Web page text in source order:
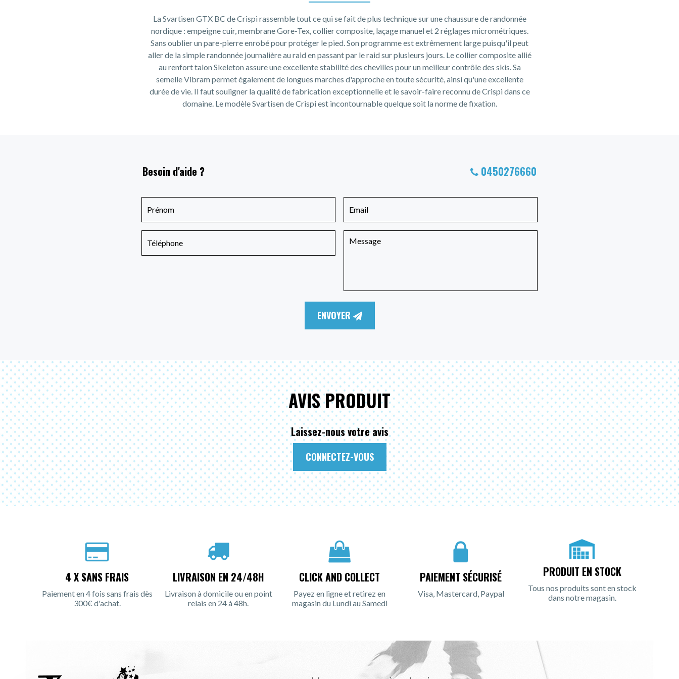
La Svartisen GTX BC de Crispi rassemble tout ce qui se fait de plus technique sur une chaussure de randonnée
nordique : empeigne cuir, membrane Gore-Tex, collier composite, laçage manuel et 2 réglages micrométriques.
Sans oublier un pare-pierre enrobé pour protéger le pied. Son programme est extrêmement large puisqu'il peut
aller de la simple randonnée journalière au raid en passant par le raid sur plusieurs jours. Le collier composite allié
au renfort talon Skeleton assure une excellente stabilité des chevilles pour un meilleur contrôle des skis. Sa
semelle Vibram permet également de longues marches d'approche en toute sécurité, ainsi qu'une excellente
durée de vie. Il faut souligner la qualité de fabrication exceptionnelle et le savoir-faire reconnu de Crispi dans ce
domaine. Le modèle Svartisen de Crispi est incontournable quelque soit la norme de fixation.
Besoin d'aide ? 0450276660
ENVOYER
AVIS PRODUIT
Laissez-nous votre avis
CONNECTEZ-VOUS
4 X SANS FRAIS
Paiement en 4 fois sans frais dès
300€ d'achat.
LIVRAISON EN 24/48H
Livraison à domicile ou en point
relais en 24 à 48h.
CLICK AND COLLECT
Payez en ligne et retirez en
magasin du Lundi au Samedi
PAIEMENT SÉCURISÉ
Visa, Mastercard, Paypal
PRODUIT EN STOCK
Tous nos produits sont en stock
dans notre magasin.